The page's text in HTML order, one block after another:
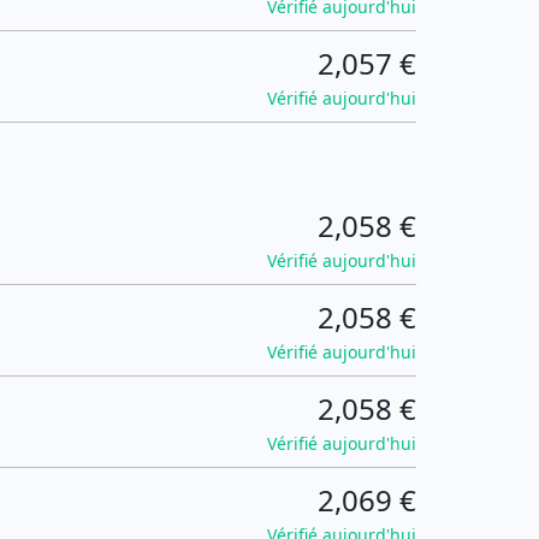
Vérifié aujourd'hui
2,057 €
Vérifié aujourd'hui
2,058 €
Vérifié aujourd'hui
2,058 €
Vérifié aujourd'hui
2,058 €
Vérifié aujourd'hui
2,069 €